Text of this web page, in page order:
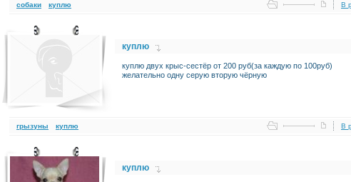
cобаки куплю В
куплю
куплю двух крыс-сестёр от 200 руб(за каждую по 100руб)
желательно одну серую вторую чёрную
грызуны куплю В
куплю